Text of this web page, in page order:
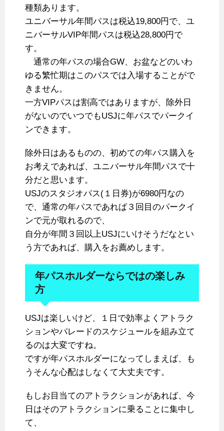
種類あります。
ユニバーサル年間パスは税込19,800円で、ユ
ニバーサルVIP年間パスは税込28,800円で
す。
通常の年パスの場合GW、お盆などのいわ
ゆる繁忙期はこのパスでは入場することがで
きません。
一方VIPパスは割高ではありますが、除外日
がないのでいつでもUSJに年パスでパークイ
ンできます。
除外日はあるものの、初めての年パス購入を
お考えであれば、ユニバーサル年間パスで十
分だと思います。
USJのスタジオパス(１日券)が6980円なの
で、通常の年パスであれば３回目のパークイ
ンで元が取れるので、
自分が年間３回以上USJにいけそうだなとい
う方であれば、購入をお薦めします。
年パスホルダーならではの楽しみ
方
USJは楽しいけど、１日で効率よくアトラク
ションやパレードのスケジュールを組み立て
るのは大変ですね。
ですが年パスホルダーになってしまえば、も
うそんな心配はしなくて大丈夫です。
もしお目当てのアトラクションがあれば、今
日はそのアトラクションに乗ることに集中し
て、